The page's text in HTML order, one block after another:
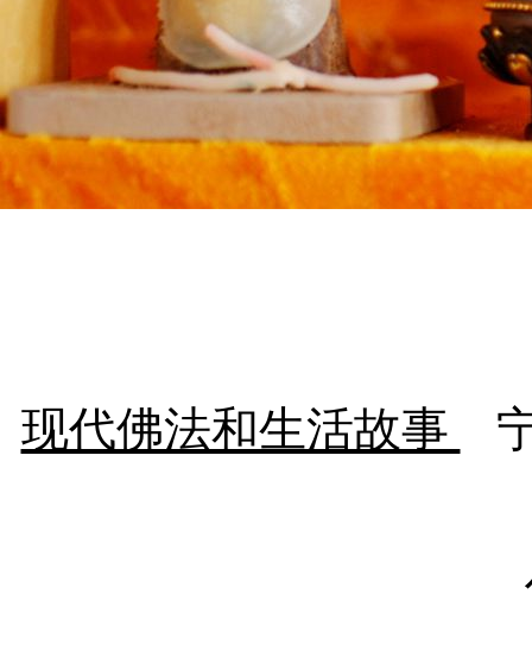
现代佛法和生活故事